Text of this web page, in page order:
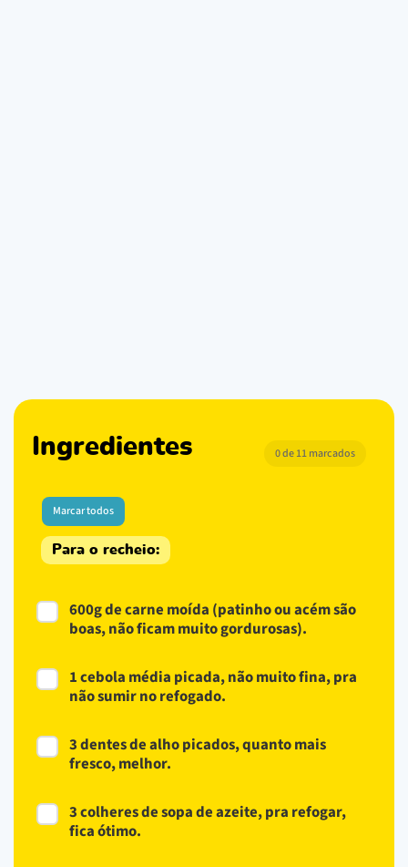
Ingredientes 0 de 11 marcados
Marcar todos
Para o recheio:
600g de carne moída (patinho ou acém são
boas, não ficam muito gordurosas).
1 cebola média picada, não muito fina, pra
não sumir no refogado.
3 dentes de alho picados, quanto mais
fresco, melhor.
3 colheres de sopa de azeite, pra refogar,
fica ótimo.